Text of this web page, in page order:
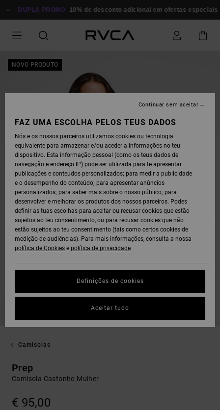
PARA DUPLA PROMO 10% de desconto adicional em ofertas especiais
NOVO PRODUTO
Camisolas
Prep
Camisola Castanho Mulher
€ 95,00
FAZ UMA ESCOLHA PELOS TEUS DADOS
Nós e os nossos parceiros utilizamos cookies ou tecnologia
equivalente para armazenar e/ou aceder a informações no teu
dispositivo. Esta informação pessoal (como os teus dados de
navegação e endereço IP) pode ser utilizada para te apresentar
publicações e conteúdos personalizados; para medir a publicidade
e o desempenho do conteúdo; para apresentar anúncios
personalizados; para saber mais sobre o nosso público; para
desenvolver e melhorar os produtos dos nossos parceiros. Podes
definir as tuas escolhas para aceitar ou recusar cookies que estão
sujeitos ao teu consentimento, ou para recusar cookies que não
estão sujeitos ao teu consentimento (tais como certos cookies de
medição de audiências). Para mais informações, consulta a nossa
política de Cookies e política de privacidade
Definições de cookies
Continuar sem aceitar
Aceitar tudo